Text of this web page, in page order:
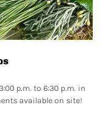
p.m. to 6:30 p.m. in
available on site!